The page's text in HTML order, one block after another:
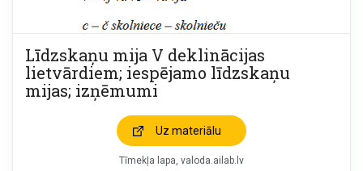
Līdzskaņu mija V deklinācijas
lietvārdiem; iespējamo līdzskaņu
mijas; izņēmumi
Uz materiālu
Tīmekļa lapa valoda.ailab.lv